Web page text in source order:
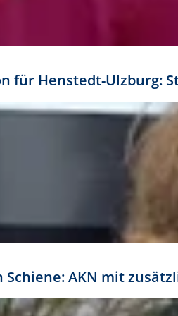
für Henstedt-Ulzburg:
Schiene: AKN mit